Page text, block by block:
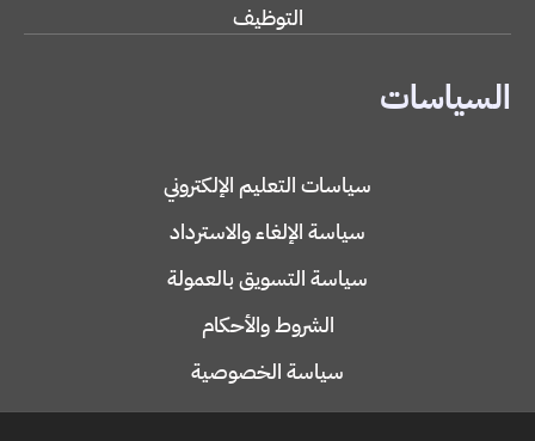
التوظيف
السياسات
سياسات التعليم الإلكتروني
سياسة الإلغاء والاسترداد
سياسة التسويق بالعمولة
الشروط والأحكام
سياسة الخصوصية